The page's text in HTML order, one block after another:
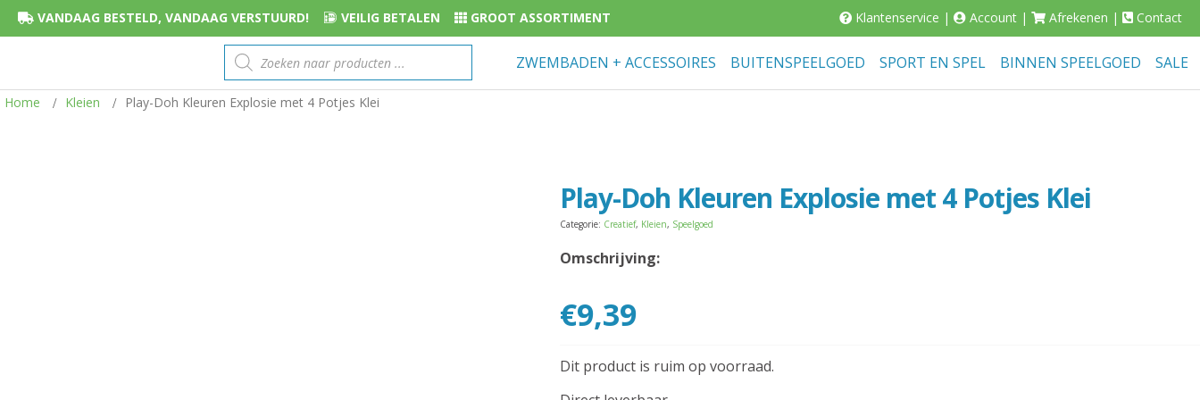
VANDAAG BESTELD, VANDAAG VERSTUURD! VEILIG BETALEN GROOT ASSORTIMENT Klantenservice | Account | Afrekenen | Contact
Producten
zoeken ZWEMBADEN + ACCESSOIRES BUITENSPEELGOED SPORT EN SPEL BINNEN SPEELGOED SALE
Home Kleien Play-Doh Kleuren Explosie met 4 Potjes Klei
Play-Doh Kleuren Explosie met 4 Potjes Klei
Categorie: Creatief, Kleien, Speelgoed
Omschrijving:
€9,39
Dit product is ruim op voorraad.